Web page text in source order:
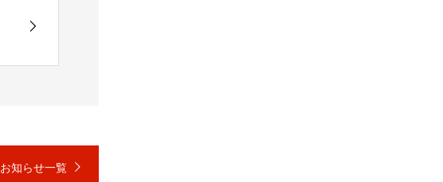
お知らせ一覧